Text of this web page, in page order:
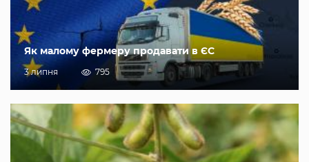
Як малому фермеру продавати в ЄС
3 липня 795